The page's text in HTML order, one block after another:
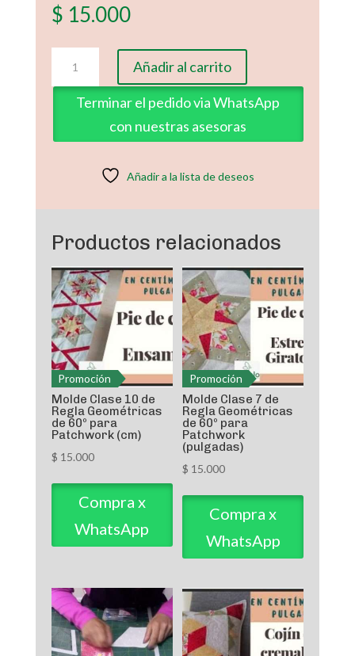
$ 15.000
Clase
1
(cm)
Añadir al carrito
Terminar el pedido via WhatsApp
con nuestras asesoras
Añadir a la lista de deseos
Productos relacionados
Promoción
Molde Clase 10 de
Regla Geométricas
de 60º para
Patchwork (cm)
$ 15.000
Compra x
WhatsApp
Promoción
Molde Clase 7 de
Regla Geométricas
de 60º para
Patchwork
(pulgadas)
$ 15.000
Compra x
WhatsApp